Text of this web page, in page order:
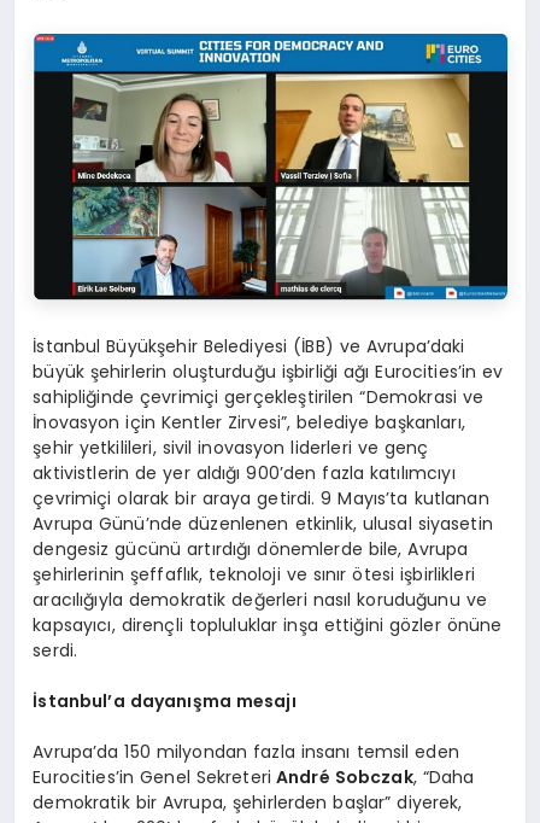
İstanbul Büyükşehir Belediyesi (İBB) ve Avrupa’daki
büyük şehirlerin oluşturduğu işbirliği ağı Eurocities’in ev
sahipliğinde çevrimiçi gerçekleştirilen “Demokrasi ve
İnovasyon için Kentler Zirvesi”, belediye başkanları,
şehir yetkilileri, sivil inovasyon liderleri ve genç
aktivistlerin de yer aldığı 900’den fazla katılımcıyı
çevrimiçi olarak bir araya getirdi. 9 Mayıs’ta kutlanan
Avrupa Günü’nde düzenlenen etkinlik, ulusal siyasetin
dengesiz gücünü artırdığı dönemlerde bile, Avrupa
şehirlerinin şeffaflık, teknoloji ve sınır ötesi işbirlikleri
aracılığıyla demokratik değerleri nasıl koruduğunu ve
kapsayıcı, dirençli topluluklar inşa ettiğini gözler önüne
serdi.
İstanbul’a dayanışma mesajı
Avrupa’da 150 milyondan fazla insanı temsil eden
Eurocities’in Genel Sekreteri André Sobczak, “Daha
demokratik bir Avrupa, şehirlerden başlar” diyerek,